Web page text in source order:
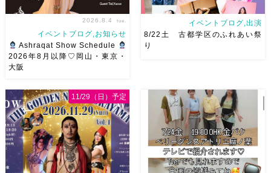
です♡皆様にお会いできますよ
うに
ご予約はメッセージく
ださい
お待ちしています
Ashraqat Show Schedule
岡山・8/22(土) […]
2026.8.4 tue.
イベントブログ,お知らせ
Ashraqat Show Schedule
2026年8月以降♡岡山・東京・
大阪
りにて踊らせていただきます♡
太鼓も叩くよー！私たちは
18:40頃から出演です屋台も出
てとても楽しいお祭りになりそ
う
私たちも踊った後は祭り
を楽しみます
遊びにいら
[…]
イベントブログ,出演
8/22土 古都学区のふれあい祭
り
11/29（日）予定